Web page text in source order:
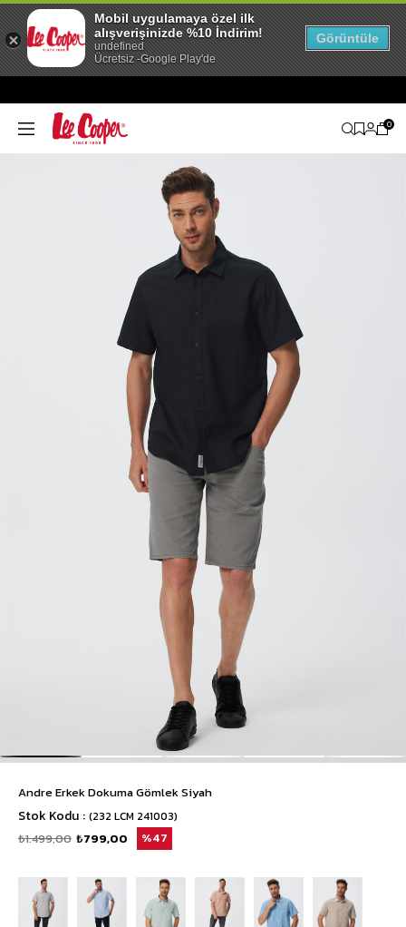
0
Andre Erkek Dokuma Gömlek Siyah
Stok Kodu (232 LCM 241003)
₺1.499,00 ₺799,00 47
Mobil uygulamaya özel ilk
alışverişinizde %10 İndirim!
undefined
Ücretsiz -Google Play'de
Görüntüle